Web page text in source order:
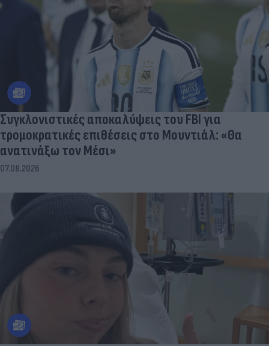
Συγκλονιστικές αποκαλύψεις του FBI για
τρομοκρατικές επιθέσεις στο Μουντιάλ: «Θα
ανατινάξω τον Μέσι»
07.08.2026
Πέθανε στα 26 της η Σίντνεϊ Τάουλ – Η TikTok